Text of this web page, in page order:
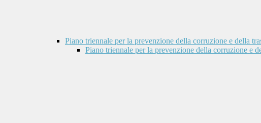
Piano triennale per la prevenzione della corruzione e della
Piano triennale per la prevenzione della corruzione e